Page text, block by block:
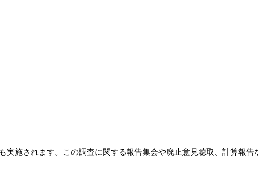
実施されます。この調査に関する報告集会や廃止意見聴取、計算報